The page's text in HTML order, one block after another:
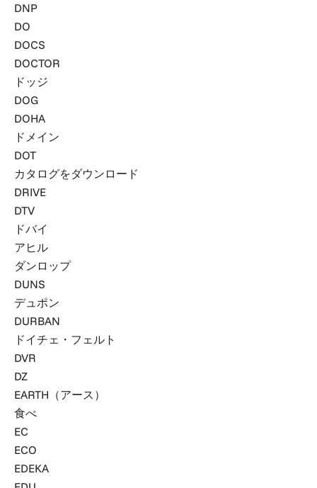
DNP
DO
DOCS
DOCTOR
ドッジ
DOG
DOHA
ドメイン
DOT
カタログをダウンロード
DRIVE
DTV
ドバイ
アヒル
ダンロップ
DUNS
デュポン
DURBAN
ドイチェ・フェルト
DVR
DZ
EARTH（アース）
食べ
EC
ECO
EDEKA